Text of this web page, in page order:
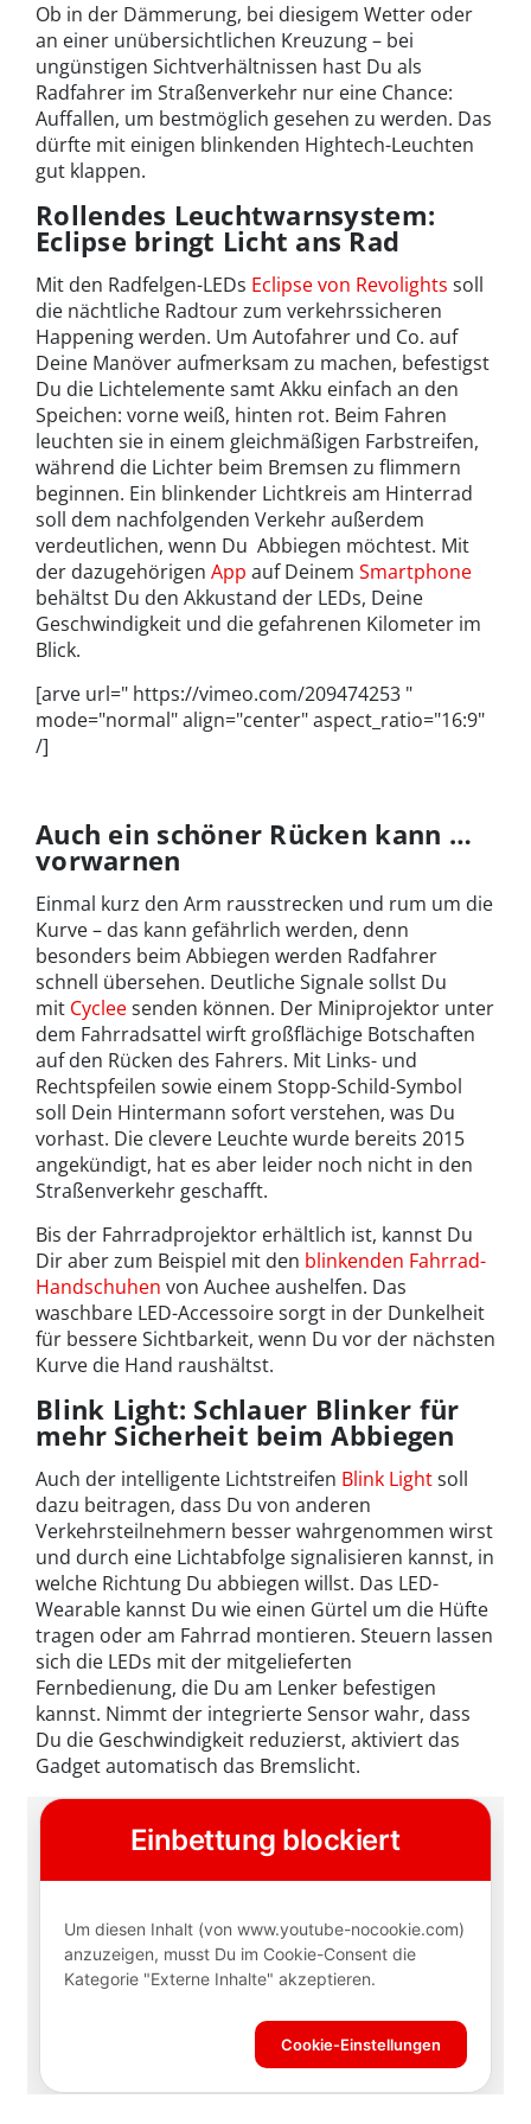
Ob in der Dämmerung, bei diesigem Wetter oder
an einer unübersichtlichen Kreuzung – bei
ungünstigen Sichtverhältnissen hast Du als
Radfahrer im Straßenverkehr nur eine Chance:
Auffallen, um bestmöglich gesehen zu werden. Das
dürfte mit einigen blinkenden Hightech-Leuchten
gut klappen.
Rollendes Leuchtwarnsystem:
Eclipse bringt Licht ans Rad
Mit den Radfelgen-LEDs Eclipse von Revolights soll
die nächtliche Radtour zum verkehrssicheren
Happening werden. Um Autofahrer und Co. auf
Deine Manöver aufmerksam zu machen, befestigst
Du die Lichtelemente samt Akku einfach an den
Speichen: vorne weiß, hinten rot. Beim Fahren
leuchten sie in einem gleichmäßigen Farbstreifen,
während die Lichter beim Bremsen zu flimmern
beginnen. Ein blinkender Lichtkreis am Hinterrad
soll dem nachfolgenden Verkehr außerdem
verdeutlichen, wenn Du Abbiegen möchtest. Mit
der dazugehörigen App auf Deinem Smartphone
behältst Du den Akkustand der LEDs, Deine
Geschwindigkeit und die gefahrenen Kilometer im
Blick.
[arve url=" https://vimeo.com/209474253 "
mode="normal" align="center" aspect_ratio="16:9"
/]
Auch ein schöner Rücken kann …
vorwarnen
Einmal kurz den Arm rausstrecken und rum um die
Kurve – das kann gefährlich werden, denn
besonders beim Abbiegen werden Radfahrer
schnell übersehen. Deutliche Signale sollst Du
mit Cycleesenden können. Der Miniprojektor unter
dem Fahrradsattel wirft großflächige Botschaften
auf den Rücken des Fahrers. Mit Links- und
Rechtspfeilen sowie einem Stopp-Schild-Symbol
soll Dein Hintermann sofort verstehen, was Du
vorhast. Die clevere Leuchte wurde bereits 2015
angekündigt, hat es aber leider noch nicht in den
Straßenverkehr geschafft.
Bis der Fahrradprojektor erhältlich ist, kannst Du
Dir aber zum Beispiel mit den blinkenden Fahrrad-
Handschuhen von Auchee aushelfen. Das
waschbare LED-Accessoire sorgt in der Dunkelheit
für bessere Sichtbarkeit, wenn Du vor der nächsten
Kurve die Hand raushältst.
Blink Light: Schlauer Blinker für
mehr Sicherheit beim Abbiegen
Auch der intelligente Lichtstreifen Blink Lightsoll
dazu beitragen, dass Du von anderen
Verkehrsteilnehmern besser wahrgenommen wirst
und durch eine Lichtabfolge signalisieren kannst, in
welche Richtung Du abbiegen willst. Das LED-
Wearable kannst Du wie einen Gürtel um die Hüfte
tragen oder am Fahrrad montieren. Steuern lassen
sich die LEDs mit der mitgelieferten
Fernbedienung, die Du am Lenker befestigen
kannst. Nimmt der integrierte Sensor wahr, dass
Du die Geschwindigkeit reduzierst, aktiviert das
Gadget automatisch das Bremslicht.